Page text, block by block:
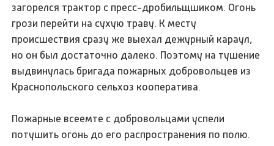
загорелся трактор с пресс-дробильщшиком. Огонь
грози перейти на сухую траву. К месту
происшествия сразу же выехал дежурный караул,
но он был достаточно далеко. Поэтому на тушение
выдвинулась бригада пожарных добровольцев из
Краснопольского сельхоз кооператива.
Пожарные всеемте с добровольцами успели
потушить огонь до его распространения по полю.